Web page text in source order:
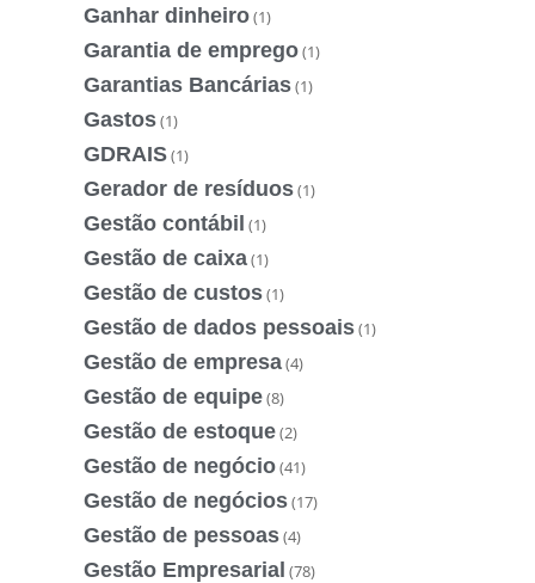
Ganhar dinheiro(1)
Garantia de emprego(1)
Garantias Bancárias(1)
Gastos(1)
GDRAIS(1)
Gerador de resíduos(1)
Gestão contábil (1)
Gestão de caixa(1)
Gestão de custos(1)
Gestão de dados pessoais(1)
Gestão de empresa(4)
Gestão de equipe(8)
Gestão de estoque(2)
Gestão de negócio(41)
Gestão de negócios(17)
Gestão de pessoas(4)
Gestão Empresarial (78)